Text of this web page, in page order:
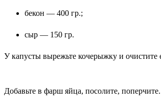
бекон — 400 гр.;
сыр — 150 гр.
У капусты вырежьте кочерыжку и очистите
Добавьте в фарш яйца, посолите,